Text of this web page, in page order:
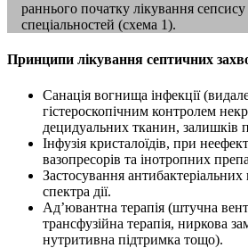
раннього початку лікування сепсису
спеціальностей (схема 1).
Принципи лікування септичних
Санація вогнища інфекції
гістероскопічним контролем
децидуальних тканин, залишків
Інфузія кристалоїдів, при
вазопресорів та інотропних
Застосування
спектра дії.
Ад’ювантна терапія (штучна
трансфузійна терапія, ниркова
нутритивна підтримка тощо).